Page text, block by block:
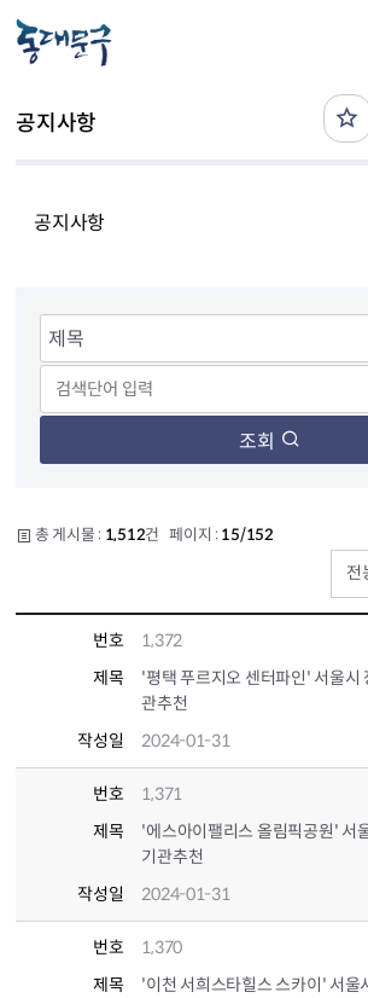
공지사항
공지사항
조회
총 게시물 : 1,512건 페이지 : 15/152
번호
1,372
제목
'평택 푸르지오 센터파인' 서울시
관추천
작성일
2024-01-31
번호
1,371
제목
'에스아이팰리스 올림픽공원' 서
기관추천
작성일
2024-01-31
번호
1,370
제목
'이천 서희스타힐스 스카이' 서울